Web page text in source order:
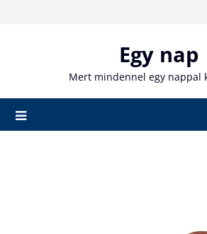
Egy nap
Mert mindennel egy nappal